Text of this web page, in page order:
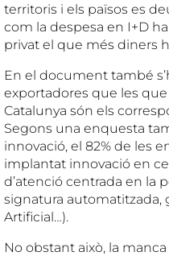
territoris i els països es
com la despesa en I+D
privat el que més diners
En el document també
exportadores que les
Catalunya són els
Segons una enquesta
innovació, el 82% de les
implantat innovació en
d’atenció centrada en la
signatura automatitzada,
Artificial…).
No obstant això, la